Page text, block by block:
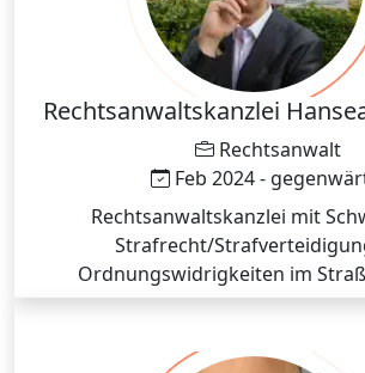
Rechtsanwaltskanzlei
Rechtsanwalt
Feb 2024 -
Rechtsanwaltskanzlei mit
Strafrecht/
Ordnungswidrigkeiten im